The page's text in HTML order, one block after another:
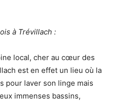
à Trévillach :
local, cher au cœur des
est en effet un lieu où la
pour laver son linge mais
immenses bassins,